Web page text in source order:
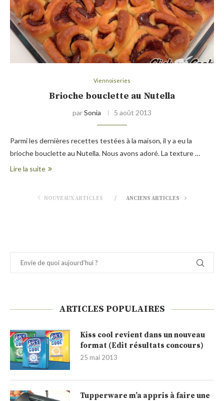
Viennoiseries
Brioche bouclette au Nutella
parSonia 5 août 2013
Parmi les dernières recettes testées à la maison, il y a eu la
brioche bouclette au Nutella. Nous avons adoré. La texture …
Lire la suite
NOUVEAUX ARTICLES ANCIENS ARTICLES
ARTICLES POPULAIRES
Kiss cool revient dans un nouveau
format (Edit résultats concours)
25 mai 2013
Tupperware m’a appris à faire une